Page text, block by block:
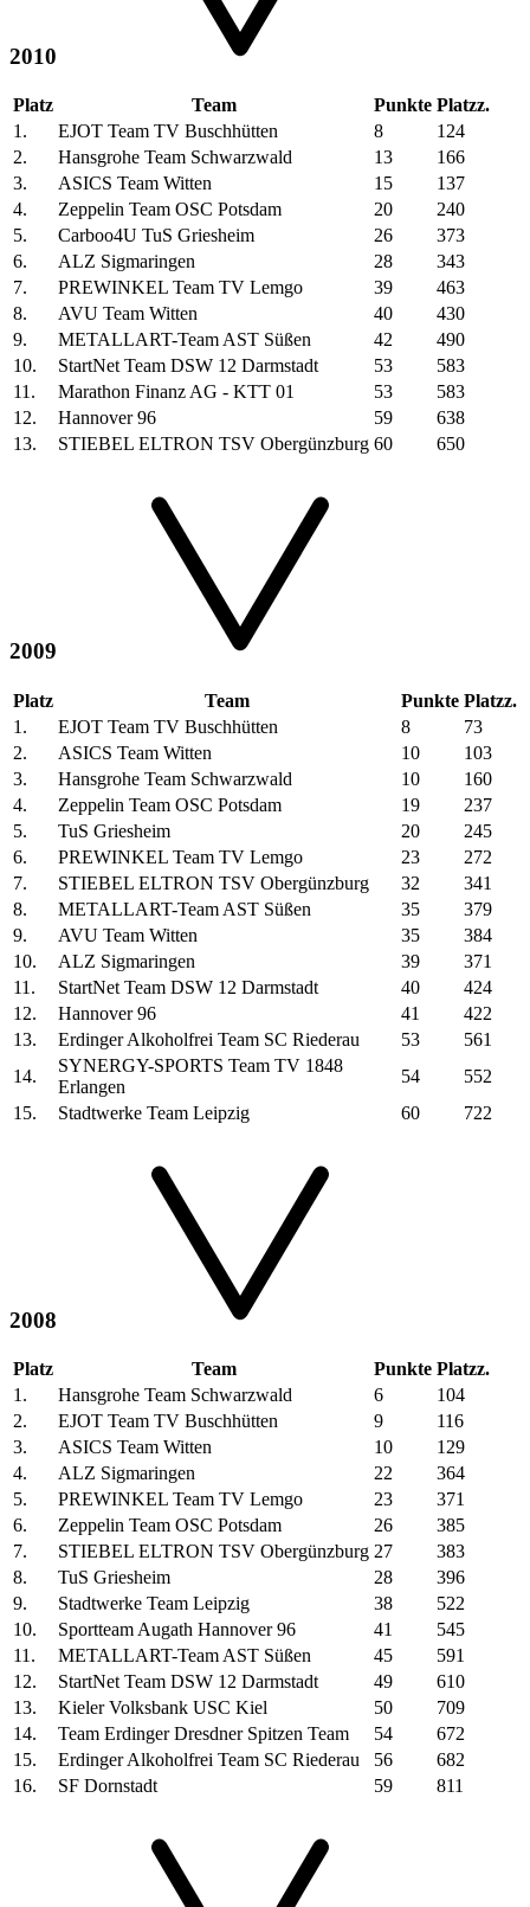
2010
Platz Team Punkte Platzz.
1.
EJOT Team TV Buschhütten 8
124
2.
Hansgrohe Team Schwarzwald 13
166
3.
ASICS Team Witten 15
137
4.
Zeppelin Team OSC Potsdam 20
240
5.
Carboo4U TuS Griesheim 26
373
6.
ALZ Sigmaringen 28
343
7.
PREWINKEL Team TV Lemgo 39
463
8.
AVU Team Witten 40
430
9.
METALLART-Team AST Süßen 42
490
10.
StartNet Team DSW 12 Darmstadt 53
583
11.
Marathon Finanz AG - KTT 01 53
583
12.
Hannover 96 59
638
13.
STIEBEL ELTRON TSV Obergünzburg 60 650
2009
Platz Team Punkte Platzz.
1.
EJOT Team TV Buschhütten 8
73
2.
ASICS Team Witten 10
103
3.
Hansgrohe Team Schwarzwald 10
160
4.
Zeppelin Team OSC Potsdam 19
237
5.
TuS Griesheim 20
245
6.
PREWINKEL Team TV Lemgo 23
272
7.
STIEBEL ELTRON TSV Obergünzburg 32
341
8.
METALLART-Team AST Süßen 35
379
9.
AVU Team Witten 35
384
10.
ALZ Sigmaringen 39
371
11.
StartNet Team DSW 12 Darmstadt 40
424
12.
Hannover 96 41
422
13.
Erdinger Alkoholfrei Team SC Riederau 53
561
14.
SYNERGY-SPORTS Team TV 1848
Erlangen
54
552
15.
Stadtwerke Team Leipzig 60 722
2008
Platz Team Punkte Platzz.
1.
Hansgrohe Team Schwarzwald 6
104
2.
EJOT Team TV Buschhütten 9
116
3.
ASICS Team Witten 10
129
4.
ALZ Sigmaringen 22
364
5.
PREWINKEL Team TV Lemgo 23
371
6.
Zeppelin Team OSC Potsdam 26
385
7.
STIEBEL ELTRON TSV Obergünzburg 27
383
8.
TuS Griesheim 28
396
9.
Stadtwerke Team Leipzig 38
522
10.
Sportteam Augath Hannover 96 41
545
11.
METALLART-Team AST Süßen 45
591
12.
StartNet Team DSW 12 Darmstadt 49
610
13.
Kieler Volksbank USC Kiel 50
709
14.
Team Erdinger Dresdner Spitzen Team 54
672
15.
Erdinger Alkoholfrei Team SC Riederau 56
682
16.
SF Dornstadt 59 811